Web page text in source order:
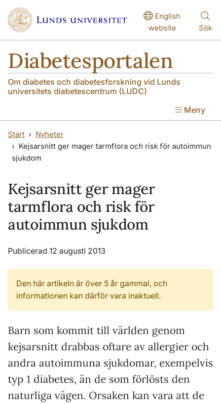
Hoppa till huvudinnehåll
Hoppa till huvudinnehåll
English
website
Sök
Diabetesportalen
Om diabetes och diabetesforskning vid Lunds
universitets diabetescentrum (LUDC)
Meny
Start
Nyheter
Kejsarsnitt ger mager tarmflora och risk för autoimmun
sjukdom
Kejsarsnitt ger mager
tarmflora och risk för
autoimmun sjukdom
Publicerad 12 augusti 2013
Den här artikeln är över 5 år gammal, och
informationen kan därför vara inaktuell.
Barn som kommit till världen genom
kejsarsnitt drabbas oftare av allergier och
andra autoimmuna sjukdomar, exempelvis
typ 1 diabetes, än de som förlösts den
naturliga vägen. Orsaken kan vara att de